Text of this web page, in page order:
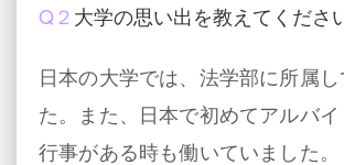
Q２大学の思い出を教えてくださ
日本の大学では、法学部に所属し
た。また、日本で初めてアルバイ
行事がある時も働いていました。